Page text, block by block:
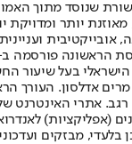
שנוסד מתוך
מאוזנת יותר
אובייקטיבית
הישראלי בעל שיעור
אדלסון. העורך
רגב. אתרי האינטרנט
מבזקים